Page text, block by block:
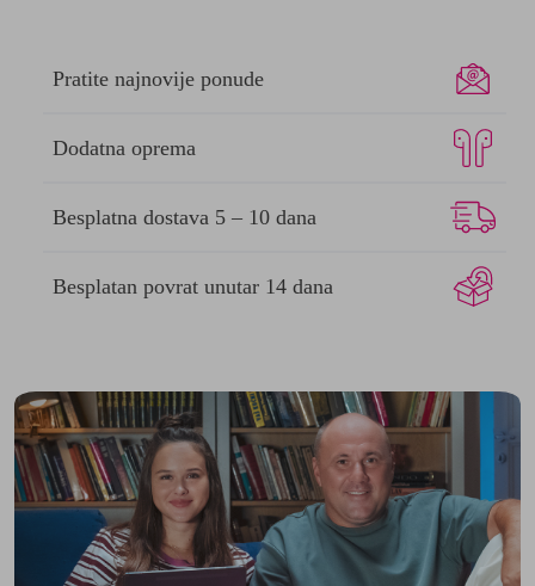
Pratite najnovije ponude
Dodatna oprema
Besplatna dostava 5 – 10 dana
Besplatan povrat unutar 14 dana